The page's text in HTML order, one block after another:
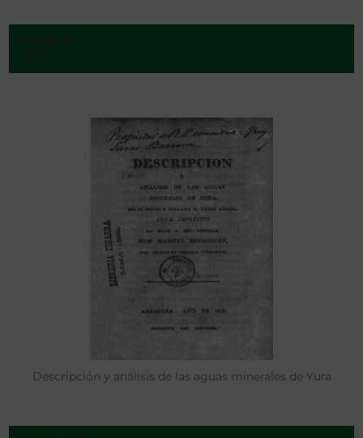
Descripción y análisis de las aguas minerales de Yura